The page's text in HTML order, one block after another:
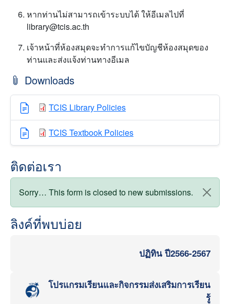
หากท่านไม่สามารถเข้าระบบได้ ให้อีเมลไปที่
library@tcis.ac.th
เจ้าหน้าที่ห้องสมุดจะทำการแก้ไขบัญชีห้องสมุดของ
ท่านและส่งแจ้งท่านทางอีเมล
Downloads
TCIS Library Policies
TCIS Textbook Policies
ติดต่อเรา
สถานะข้อความ
Sorry… This form is closed to new submissions.
ลิงค์ที่พบบ่อย
ปฏิทิน ปี2566-2567
โปรแกรมเรียนและกิจกรรมส่งเสริมการเรียน
รู้